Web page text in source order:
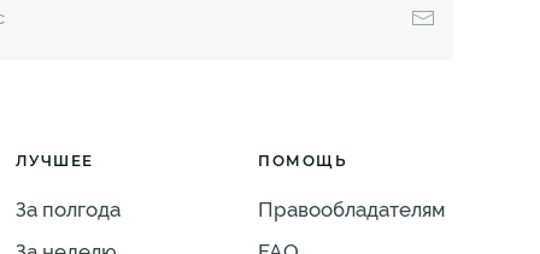
ЛУЧШЕЕ
За полгода
ПОМОЩЬ
Правообладателям